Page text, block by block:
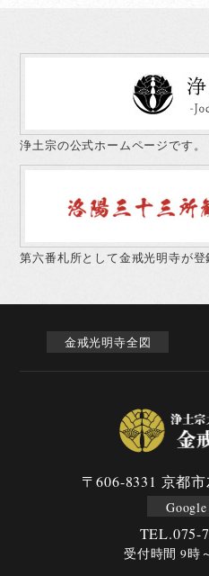
浄土宗の公式ホームページです。
第六番札所として金戒光明寺が登
金戒光明寺全図
〒606-8331 京都
TEL.075-
受付時間 9時